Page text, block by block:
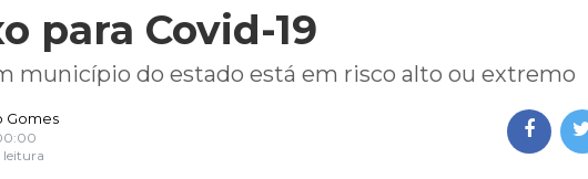
para Covid-19
município do estado está em risco alto ou extremo
Gomes
leitura